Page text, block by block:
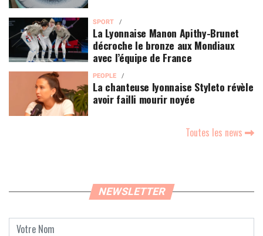
SPORT
La Lyonnaise Manon Apithy-Brunet
décroche le bronze aux Mondiaux
avec l’équipe de France
PEOPLE
La chanteuse lyonnaise Styleto révèle
avoir failli mourir noyée
Toutes les news
NEWSLETTER